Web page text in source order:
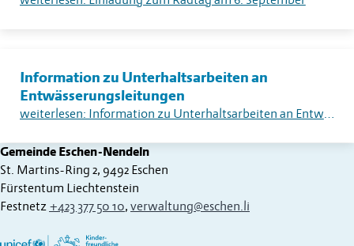
Information zu Unterhaltsarbeiten an
Entwässerungsleitungen
weiterlesen: Information zu Unterhaltsarbeiten an Entwässerungsleitungen
Gemeinde Eschen-Nendeln
St. Martins-Ring 2, 9492 Eschen
Fürstentum Liechtenstein
Festnetz +423 377 50 10, verwaltung@eschen.li